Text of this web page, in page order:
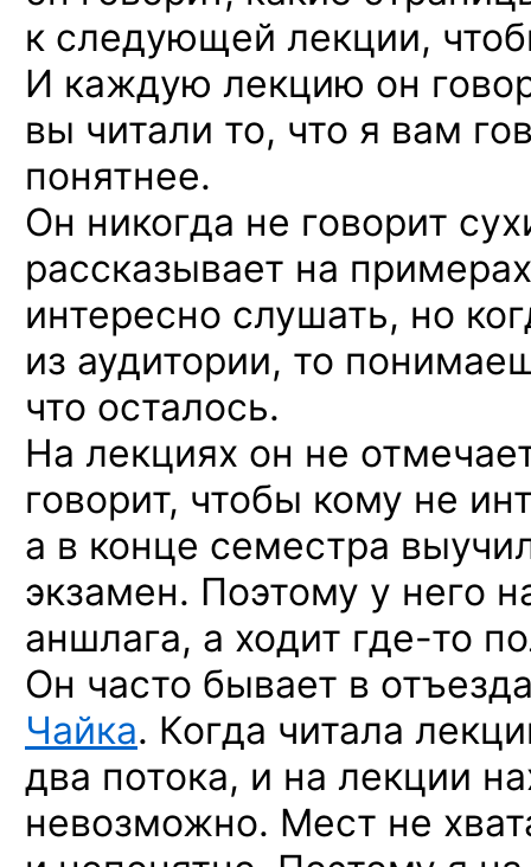
к следующей лекции,
И каждую лекцию он
вы читали то, что я вам
понятнее.
Он никогда не говорит
рассказывает на
интересно слушать, но
из аудитории, то
что осталось.
На лекциях он не
говорит, чтобы кому не
а в конце семестра
экзамен. Поэтому у него
аншлага, а ходит где-то
Он часто бывает в
Чайка. Когда читала
два потока, и на лекции
невозможно. Мест не